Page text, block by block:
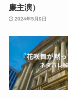
廉主演）
2024年5月9日